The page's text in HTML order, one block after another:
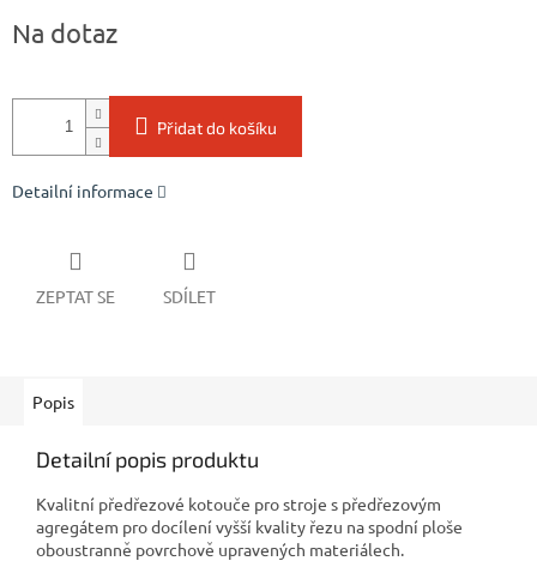
cena:
Na dotaz
Přidat do košíku
Detailní informace
ZEPTAT SE SDÍLET
Popis
Detailní popis produktu
Kvalitní předřezové kotouče pro stroje s předřezovým
agregátem pro docílení vyšší kvality řezu na spodní ploše
oboustranně povrchově upravených materiálech.